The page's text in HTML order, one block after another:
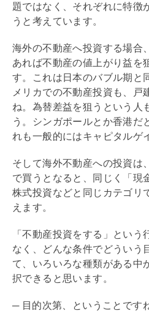
題ではなく、それぞれに特徴
うと考えています。
海外の不動産へ投資する場合
あれば不動産の値上がり益を
す。これは日本のバブル期と
メリカでの不動産投資も、戸
ね。為替差益を狙うという人
う。シンガポールとか香港だ
れも一般的にはキャピタルゲ
そして海外不動産への投資は
で買うとなると、同じく「現
株式投資などと同じカテゴリ
えます。
「不動産投資をする」とい
なく、どんな条件でどういう
て、いろいろな種類がある中
択できると思います。
─ 目的次第、ということです